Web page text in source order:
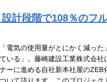
計段階で108％のフ
「電気の使用量がとにかく減った
ている」。藤崎建設工業株式会社
ナーに進める自社新本社屋のZEB